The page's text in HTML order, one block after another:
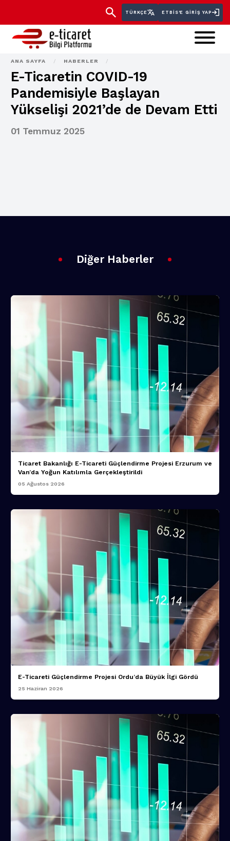
TÜRKÇE ETBİS'E GIRIŞ YAP
ANA SAYFA / HABERLER /
E-Ticaretin COVID-19
Pandemisiyle Başlayan
Yükselişi 2021’de de Devam Etti
01 Temmuz 2025
Diğer Haberler
Ticaret Bakanlığı E-Ticareti Güçlendirme Projesi Erzurum ve
Van’da Yoğun Katılımla Gerçekleştirildi
05 Ağustos 2026
E-Ticareti Güçlendirme Projesi Ordu’da Büyük İlgi Gördü
25 Haziran 2026